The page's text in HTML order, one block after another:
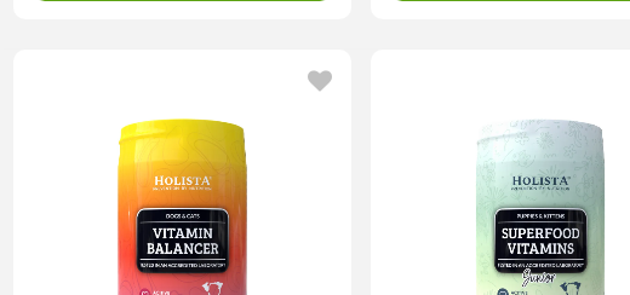
DODAJ DO KOSZYKA DODAJ DO